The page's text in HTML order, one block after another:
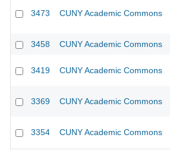
3473 CUNY Academic Commons
3458 CUNY Academic Commons
3419 CUNY Academic Commons
3369 CUNY Academic Commons
3354 CUNY Academic Commons